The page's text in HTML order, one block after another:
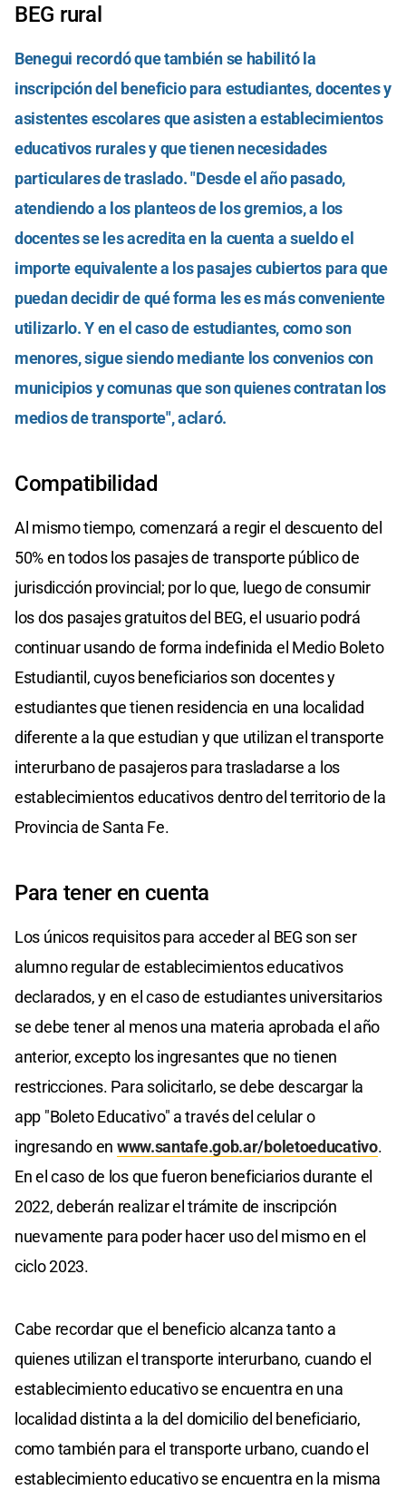
BEG rural
Benegui recordó que también se habilitó la
inscripción del beneficio para estudiantes, docentes y
asistentes escolares que asisten a establecimientos
educativos rurales y que tienen necesidades
particulares de traslado. "Desde el año pasado,
atendiendo a los planteos de los gremios, a los
docentes se les acredita en la cuenta a sueldo el
importe equivalente a los pasajes cubiertos para que
puedan decidir de qué forma les es más conveniente
utilizarlo. Y en el caso de estudiantes, como son
menores, sigue siendo mediante los convenios con
municipios y comunas que son quienes contratan los
medios de transporte", aclaró.
Compatibilidad
Al mismo tiempo, comenzará a regir el descuento del
50% en todos los pasajes de transporte público de
jurisdicción provincial; por lo que, luego de consumir
los dos pasajes gratuitos del BEG, el usuario podrá
continuar usando de forma indefinida el Medio Boleto
Estudiantil, cuyos beneficiarios son docentes y
estudiantes que tienen residencia en una localidad
diferente a la que estudian y que utilizan el transporte
interurbano de pasajeros para trasladarse a los
establecimientos educativos dentro del territorio de la
Provincia de Santa Fe.
Para tener en cuenta
Los únicos requisitos para acceder al BEG son ser
alumno regular de establecimientos educativos
declarados, y en el caso de estudiantes universitarios
se debe tener al menos una materia aprobada el año
anterior, excepto los ingresantes que no tienen
restricciones. Para solicitarlo, se debe descargar la
app "Boleto Educativo" a través del celular o
ingresando en www.santafe.gob.ar/boletoeducativo.
En el caso de los que fueron beneficiarios durante el
2022, deberán realizar el trámite de inscripción
nuevamente para poder hacer uso del mismo en el
ciclo 2023.
Cabe recordar que el beneficio alcanza tanto a
quienes utilizan el transporte interurbano, cuando el
establecimiento educativo se encuentra en una
localidad distinta a la del domicilio del beneficiario,
como también para el transporte urbano, cuando el
establecimiento educativo se encuentra en la misma